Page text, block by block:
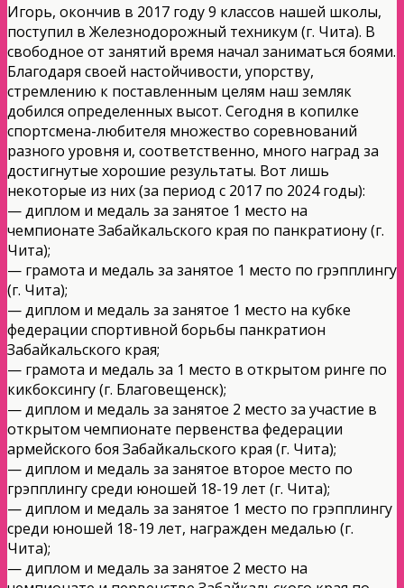
Игорь, окончив в 2017 году 9 классов нашей школы,
поступил в Железнодорожный техникум (г. Чита). В
свободное от занятий время начал заниматься боями.
Благодаря своей настойчивости, упорству,
стремлению к поставленным целям наш земляк
добился определенных высот. Сегодня в копилке
спортсмена-любителя множество соревнований
разного уровня и, соответственно, много наград за
достигнутые хорошие результаты. Вот лишь
некоторые из них (за период с 2017 по 2024 годы):
— диплом и медаль за занятое 1 место на
чемпионате Забайкальского края по панкратиону (г.
Чита);
— грамота и медаль за занятое 1 место по грэпплингу
(г. Чита);
— диплом и медаль за занятое 1 место на кубке
федерации спортивной борьбы панкратион
Забайкальского края;
— грамота и медаль за 1 место в открытом ринге по
кикбоксингу (г. Благовещенск);
— диплом и медаль за занятое 2 место за участие в
открытом чемпионате первенства федерации
армейского боя Забайкальского края (г. Чита);
— диплом и медаль за занятое второе место по
грэпплингу среди юношей 18-19 лет (г. Чита);
— диплом и медаль за занятое 1 место по грэпплингу
среди юношей 18-19 лет, награжден медалью (г.
Чита);
— диплом и медаль за занятое 2 место на